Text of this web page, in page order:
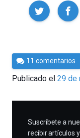
Compartir
Por
César
Tomé
11 comentarios
Publicado el 29 de
SUSCRIBIRME
Suscríbete a
recibir artículos